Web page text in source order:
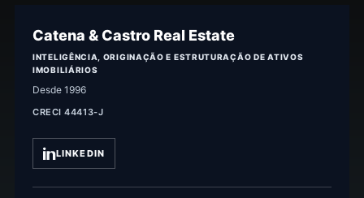
Catena & Castro Real Estate
INTELIGÊNCIA, ORIGINAÇÃO E ESTRUTURAÇÃO DE ATIVOS
IMOBILIÁRIOS
Desde 1996
CRECI 44413-J
LINKEDIN